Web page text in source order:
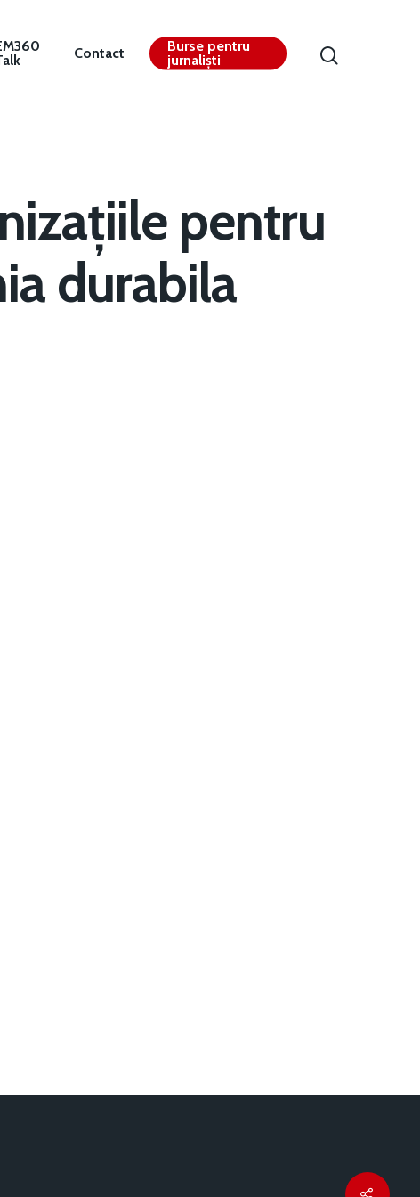
Contact
Burse pentru
jurnaliști
pentru
durabila